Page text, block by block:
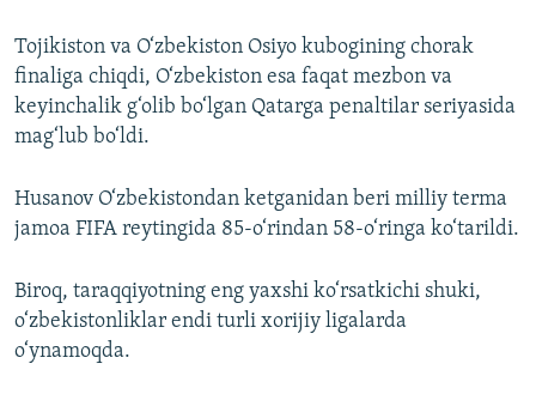
Tojikiston va O‘zbekiston Osiyo kubogining chorak
finaliga chiqdi, O‘zbekiston esa faqat mezbon va
keyinchalik g‘olib bo‘lgan Qatarga penaltilar seriyasida
mag‘lub bo‘ldi.
Husanov O‘zbekistondan ketganidan beri milliy terma
jamoa FIFA reytingida 85-o‘rindan 58-o‘ringa ko‘tarildi.
Biroq, taraqqiyotning eng yaxshi ko‘rsatkichi shuki,
o‘zbekistonliklar endi turli xorijiy ligalarda
o‘ynamoqda.